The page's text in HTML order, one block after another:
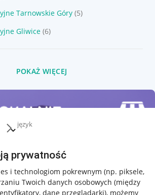
język
prywatność
i technologiom pokrewnym (np. piksele,
Twoich danych osobowych (między
dane przeglądarki), możemy
Tarnowskie Góry (5)
Gliwice (6)
POKAŻ WIĘCEJ